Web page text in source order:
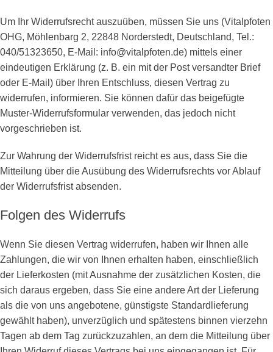
Um Ihr Widerrufsrecht auszuüben, müssen Sie uns (Vitalpfoten
OHG, Möhlenbarg 2, 22848 Norderstedt, Deutschland, Tel.:
040/51323650, E-Mail: info@vitalpfoten.de) mittels einer
eindeutigen Erklärung (z. B. ein mit der Post versandter Brief
oder E-Mail) über Ihren Entschluss, diesen Vertrag zu
widerrufen, informieren. Sie können dafür das beigefügte
Muster-Widerrufsformular verwenden, das jedoch nicht
vorgeschrieben ist.
Zur Wahrung der Widerrufsfrist reicht es aus, dass Sie die
Mitteilung über die Ausübung des Widerrufsrechts vor Ablauf
der Widerrufsfrist absenden.
Folgen des Widerrufs
Wenn Sie diesen Vertrag widerrufen, haben wir Ihnen alle
Zahlungen, die wir von Ihnen erhalten haben, einschließlich
der Lieferkosten (mit Ausnahme der zusätzlichen Kosten, die
sich daraus ergeben, dass Sie eine andere Art der Lieferung
als die von uns angebotene, günstigste Standardlieferung
gewählt haben), unverzüglich und spätestens binnen vierzehn
Tagen ab dem Tag zurückzuzahlen, an dem die Mitteilung über